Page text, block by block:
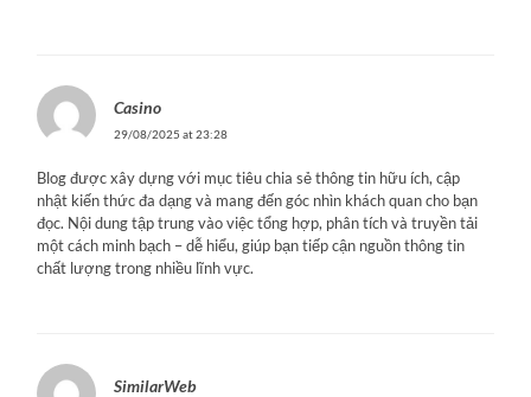
Casino
29/08/2025 at 23:28
Blog được xây dựng với mục tiêu chia sẻ thông tin hữu ích, cập
nhật kiến thức đa dạng và mang đến góc nhìn khách quan cho bạn
đọc. Nội dung tập trung vào việc tổng hợp, phân tích và truyền tải
một cách minh bạch – dễ hiểu, giúp bạn tiếp cận nguồn thông tin
chất lượng trong nhiều lĩnh vực.
SimilarWeb